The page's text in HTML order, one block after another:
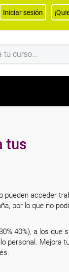
Iniciar sesión
tus
pueden acceder
por lo que no
40%), a los que
personal. Mejora